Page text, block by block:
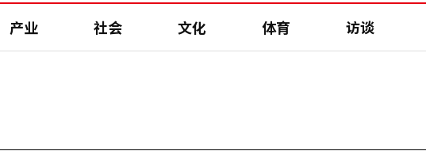
产业 社会 文化 体育 访谈